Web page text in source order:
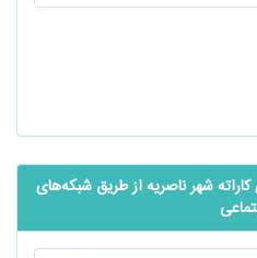
کاراته شهر ناصریه از طریق شبکه‌های